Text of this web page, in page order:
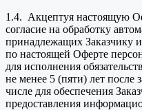
1.4. Акцептуя настоящую
согласие на обработку
принадлежащих Заказчику
по настоящей Оферте
для исполнения
не менее 5 (пяти) лет после
числе для обеспечения
предоставления